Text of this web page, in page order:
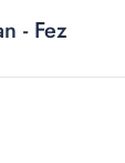
- Fez